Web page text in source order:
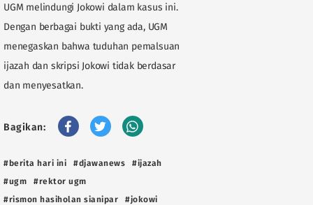
UGM melindungi Jokowi dalam kasus ini.
Dengan berbagai bukti yang ada, UGM
menegaskan bahwa tuduhan pemalsuan
ijazah dan skripsi Jokowi tidak berdasar
dan menyesatkan.
Bagikan:
#berita hari ini #djawanews
#ijazah
#ugm
#rektor ugm
#rismon hasiholan sianipar
#jokowi